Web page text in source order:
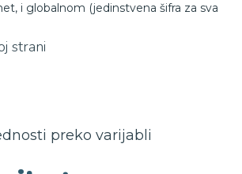
i globalnom (jedinstvena šifra za sva
strani
preko varijabli